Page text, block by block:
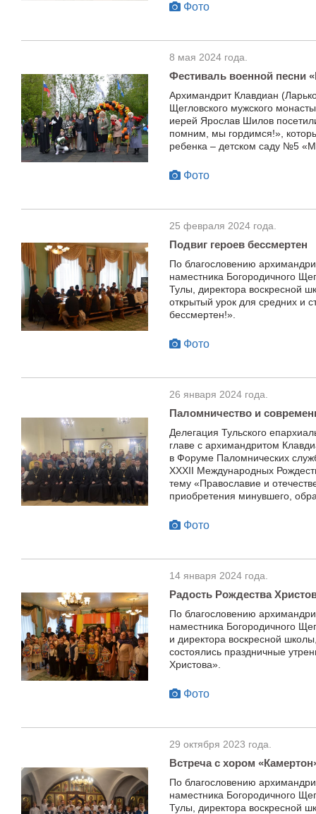
Фото
8 мая 2024 года.
Фестиваль военной
Архимандрит Клавдиан
Щегловского мужского
иерей Ярослав Шилов
помним, мы гордимся!»,
ребенка – детском саду №5
Фото
25 февраля 2024 года.
Подвиг героев бессмертен
По благословению
наместника Богородичного
Тулы, директора воскресной
открытый урок для средних и
бессмертен!».
Фото
26 января 2024 года.
Паломничество и
Делегация Тульского
главе с архимандритом
в Форуме Паломнических
XXXII Международных
тему «Православие и
приобретения минувшего,
Фото
14 января 2024 года.
Радость Рождества
По благословению
наместника Богородичного
и директора воскресной
состоялись праздничные
Христова».
Фото
29 октября 2023 года.
Встреча с хором
По благословению
наместника Богородичного
Тулы, директора воскресной